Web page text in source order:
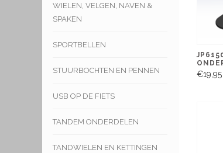
WIELEN, VELGEN, NAVEN &
SPAKEN
SPORTBELLEN
STUURBOCHTEN EN PENNEN
USB OP DE FIETS
TANDEM ONDERDELEN
TANDWIELEN EN KETTINGEN
€19,95